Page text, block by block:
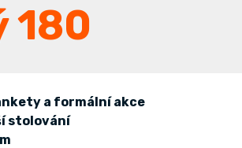
180
a formální akce
stolování